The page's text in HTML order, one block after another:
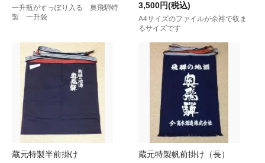
一升瓶がすっぽり入る 奥飛騨特
製 一升袋
3,500円(税込)
A4サイズのファイルが余裕で収ま
るサイズです
蔵元特製半前掛け
蔵元特製帆前掛け（長）